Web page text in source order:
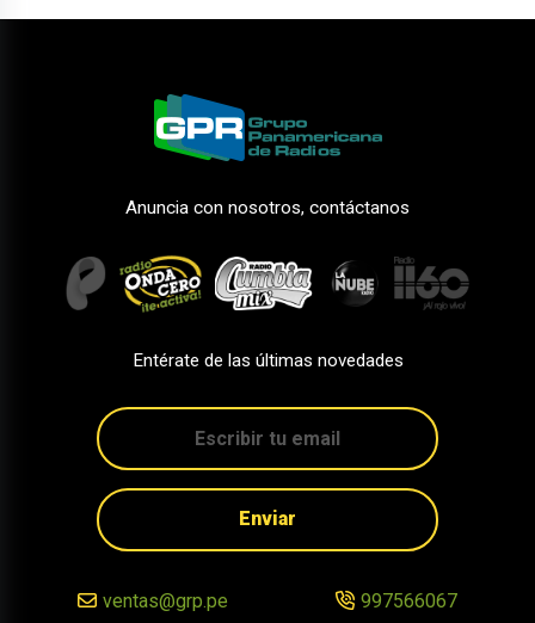
Anuncia con nosotros, contáctanos
Entérate de las últimas novedades
Enviar
ventas@grp.pe 997566067